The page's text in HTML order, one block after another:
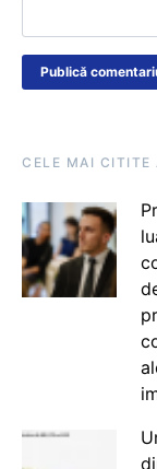
CELE MAI CITITE